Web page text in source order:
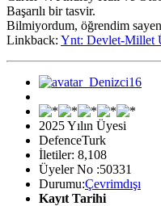
Başarılı bir tasvir.
Bilmiyordum, öğrendim
Linkback: Ynt: Devlet-Millet
2025 Yılın Üyesi
DefenceTurk
İletiler: 8,108
Üyeler No :50331
Durumu:Çevrimdışı
Kayıt Tarihi